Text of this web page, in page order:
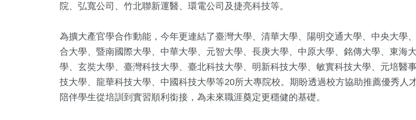
院、弘寬公司、竹北聯新運醫、環電公司及捷亮科技等。
為擴大產官學合作動能，今年更連結了臺灣大學、清華大學、陽明交通大學、中央大學
合大學、暨南國際大學、中華大學、元智大學、長庚大學、中原大學、銘傳大學、東海大
學、玄奘大學、臺灣科技大學、臺北科技大學、明新科技大學、敏實科技大學、元培醫
技大學、龍華科技大學、中國科技大學等20所大專院校。期盼透過校方協助推薦優秀人才
陪伴學生從培訓到實習順利銜接，為未來職涯奠定更穩健的基礎。